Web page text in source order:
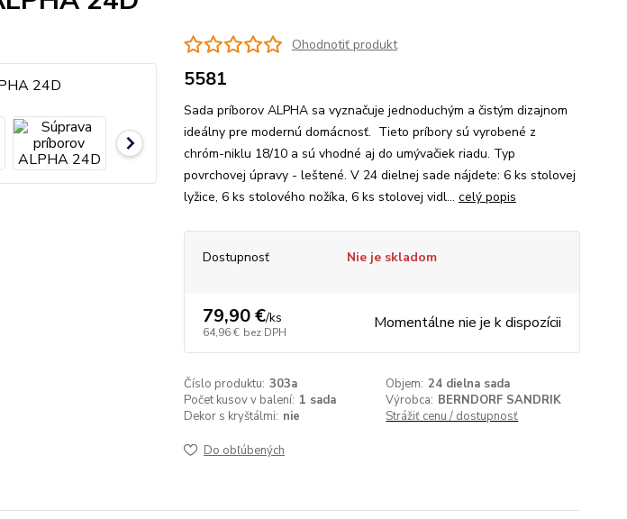
Ohodnotiť produkt
5581
Sada príborov ALPHA sa vyznačuje jednoduchým a čistým dizajnom
ideálny pre modernú domácnosť. Tieto príbory sú vyrobené z
chróm-niklu 18/10 a sú vhodné aj do umývačiek riadu. Typ
povrchovej úpravy - leštené. V 24 dielnej sade nájdete: 6 ks stolovej
lyžice, 6 ks stolového nožíka, 6 ks stolovej vidl... celý popis
Dostupnosť Nie je skladom
79,90 €/ks
64,96 € bez DPH Momentálne nie je k dispozícii
Číslo produktu: 303a Objem: 24 dielna sada
Počet kusov v balení: 1 sada Výrobca: BERNDORF SANDRIK
Dekor s kryštálmi: nie Strážiť cenu / dostupnosť
Do obľúbených